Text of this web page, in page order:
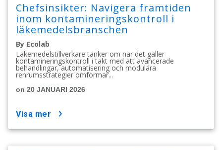
Chefsinsikter: Navigera framtiden
inom kontamineringskontroll i
läkemedelsbranschen
By Ecolab
Läkemedelstillverkare tänker om när det gäller
kontamineringskontroll i takt med att avancerade
behandlingar, automatisering och modulära
renrumsstrategier omformar...
on 20 JANUARI 2026
visa mer